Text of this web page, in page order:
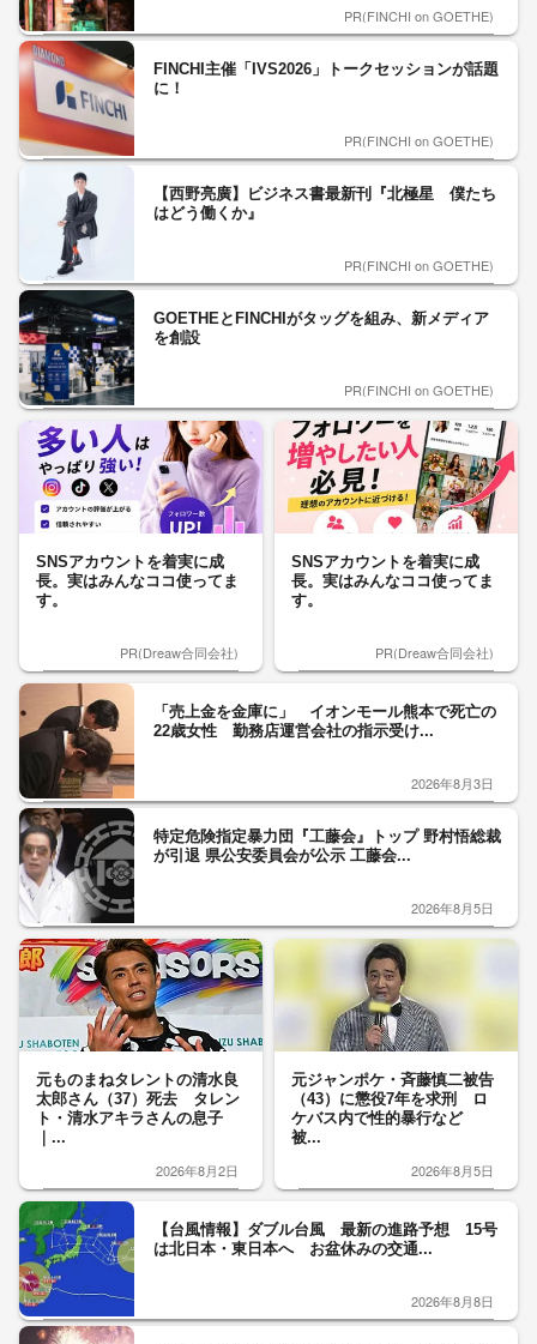
PR(FINCHI on GOETHE)
FINCHI主催「IVS2026」トークセッションが話題
に！
PR(FINCHI on GOETHE)
【西野亮廣】ビジネス書最新刊『北極星 僕たち
はどう働くか』
PR(FINCHI on GOETHE)
GOETHEとFINCHIがタッグを組み、新メディア
を創設
PR(FINCHI on GOETHE)
SNSアカウントを着実に成
長。実はみんなココ使ってま
す。
PR(Dreaw合同会社)
SNSアカウントを着実に成
長。実はみんなココ使ってま
す。
PR(Dreaw合同会社)
「売上金を金庫に」 イオンモール熊本で死亡の
22歳女性 勤務店運営会社の指示受け...
2026年8月3日
特定危険指定暴力団『工藤会』トップ 野村悟総裁
が引退 県公安委員会が公示 工藤会...
2026年8月5日
元ものまねタレントの清水良
太郎さん（37）死去 タレン
ト・清水アキラさんの息子
｜...
2026年8月2日
元ジャンポケ・斉藤慎二被告
（43）に懲役7年を求刑 ロ
ケバス内で性的暴行など
被...
2026年8月5日
【台風情報】ダブル台風 最新の進路予想 15号
は北日本・東日本へ お盆休みの交通...
2026年8月8日